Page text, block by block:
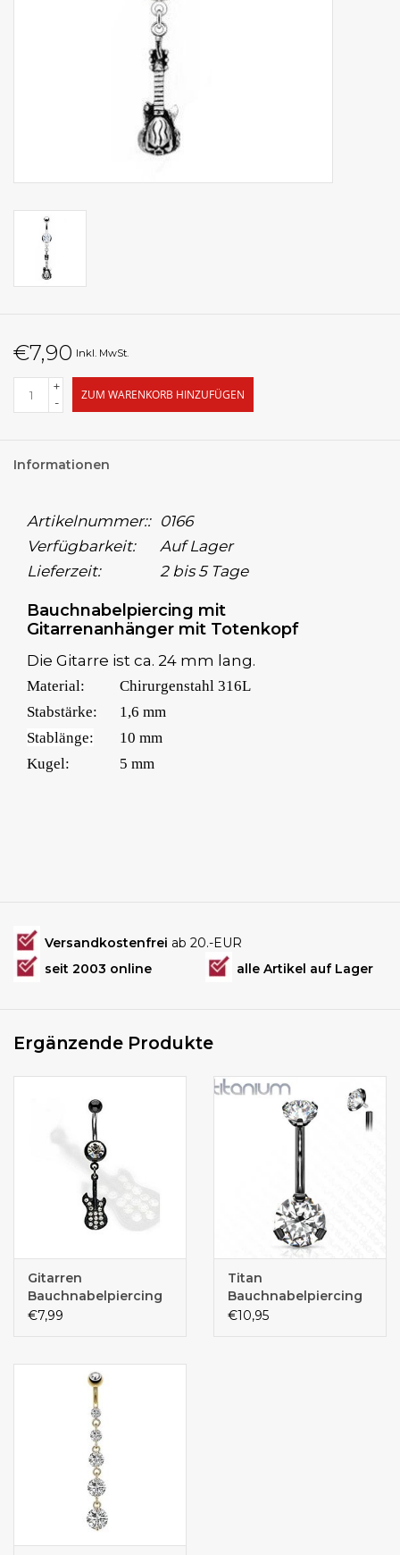
€7,90 Inkl. MwSt.
+
-
ZUM WARENKORB HINZUFÜGEN
Informationen
Artikelnummer:: 0166
Verfügbarkeit:
Auf Lager
Lieferzeit:
2 bis 5 Tage
Bauchnabelpiercing mit
Gitarrenanhänger mit Totenkopf
Die Gitarre ist ca. 24 mm lang.
Material:
Chirurgenstahl 316L
Stabstärke:
1,6 mm
Stablänge:
10 mm
Kugel:
5 mm
Versandkostenfrei ab 20.-EUR
seit 2003 online
alle Artikel auf Lager
Ergänzende Produkte
Gitarren
Bauchnabelpiercing
€7,99
Titan
Bauchnabelpiercing
schwarz
€10,95